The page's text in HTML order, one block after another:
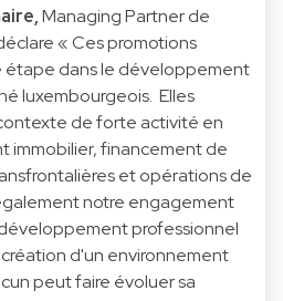
Managing Partner de
« Ces promotions
étape dans le développement
luxembourgeois. Elles
de forte activité en
immobilier, financement de
et opérations de
notre engagement
professionnel
d'un environnement
peut faire évoluer sa